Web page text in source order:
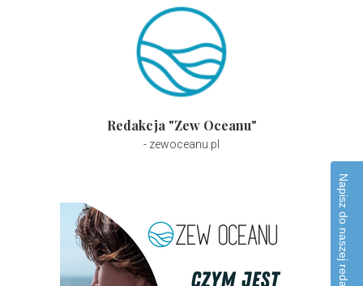
Redakcja "Zew Oceanu"
- zewoceanu.pl
Napisz do naszej redakcji!